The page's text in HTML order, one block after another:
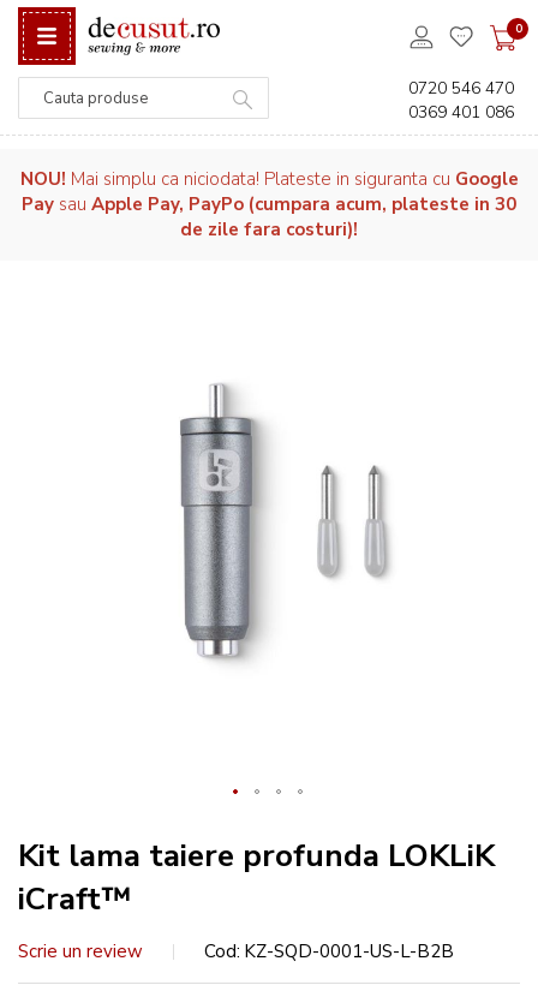
0
0720 546 470
0369 401 086
NOU! Mai simplu ca niciodata! Plateste in siguranta cu Google
Pay sau Apple Pay, PayPo (cumpara acum, plateste in 30
de zile fara costuri)!
Kit lama taiere profunda LOKLiK
iCraft™
Scrie un review Cod KZ-SQD-0001-US-L-B2B